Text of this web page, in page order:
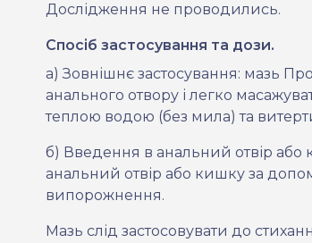
Дослідження не проводились.
Спосіб застосування та дози.
а) Зовнішнє застосування: мазь
анального отвору і легко
теплою водою (без мила) та
б) Введення в анальний отвір або
анальний отвір або кишку за
випорожнення.
Мазь слід застосовувати до